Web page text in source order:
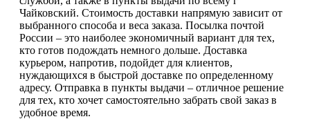
Чайковский. Стоимость доставки напрямую зависит от
выбранного способа и веса заказа. Посылка почтой
России – это наиболее экономичный вариант для тех,
кто готов подождать немного дольше. Доставка
курьером, напротив, подойдет для клиентов,
нуждающихся в быстрой доставке по определенному
адресу. Отправка в пункты выдачи – отличное решение
для тех, кто хочет самостоятельно забрать свой заказ в
удобное время.